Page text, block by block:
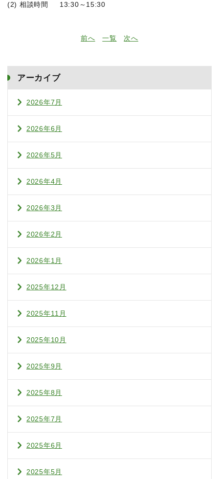
(2) 相談時間 13:30～15:30
前へ 一覧 次へ
アーカイブ
2026年7月
2026年6月
2026年5月
2026年4月
2026年3月
2026年2月
2026年1月
2025年12月
2025年11月
2025年10月
2025年9月
2025年8月
2025年7月
2025年6月
2025年5月